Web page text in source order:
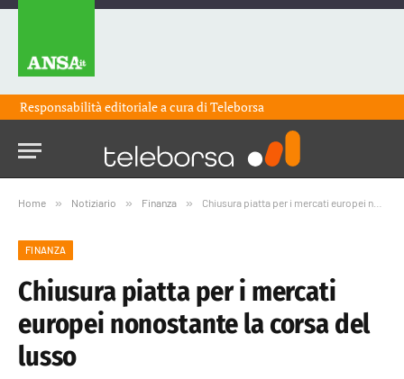
Responsabilità editoriale a cura diTeleborsa
Home » Notiziario » Finanza » Chiusura piatta per i mercati europei nonostante la corsa del lusso
FINANZA
Chiusura piatta per i mercati
europei nonostante la corsa del
lusso